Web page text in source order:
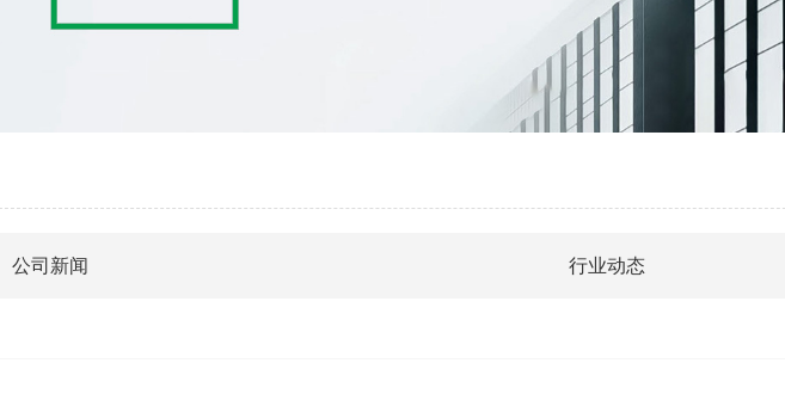
公司新闻 行业动态